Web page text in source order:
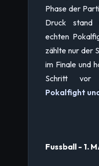
Phase der
Druck stand
echten
zählte nur der
im Finale und
Schritt
Pokalfight
Fussball - 1.